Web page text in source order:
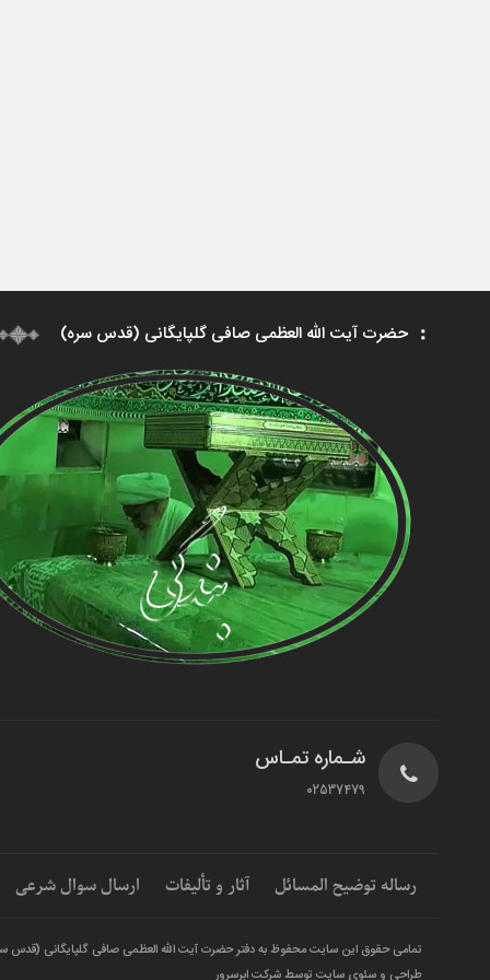
حضرت آیت الله العظمی صافی گلپایگانی (قدس سره)
شـماره تمـاس
02537479
رساله توضیح المسائل آثار و تألیفات ارسال سوال شرعی
تمامی حقوق این سایت محفوظ به دفتر حضرت آیت الله العظمی صافی گلپایگانی (قدس
طراحی و سئوی سایت توسط شرکت ابرسرور